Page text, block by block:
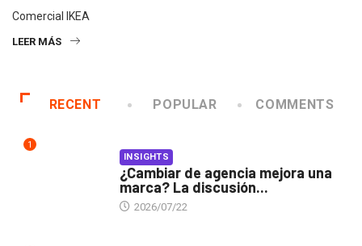
Comercial IKEA
LEER MÁS
RECENT POPULAR COMMENTS
1
INSIGHTS
¿Cambiar de agencia mejora una
marca? La discusión...
2026/07/22